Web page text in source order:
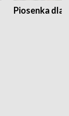
Piosenka dla